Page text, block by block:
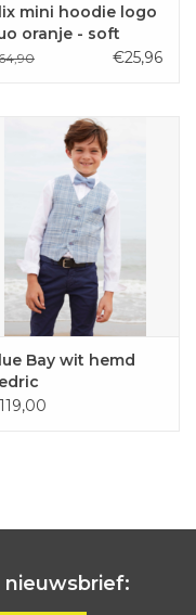
mini hoodie logo
oranje - soft
€25,96
Bay wit hemd
nieuwsbrief: